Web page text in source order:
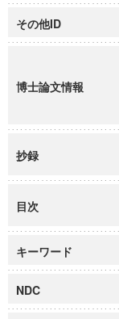
その他ID
博士論文情報
抄録
目次
キーワード
NDC